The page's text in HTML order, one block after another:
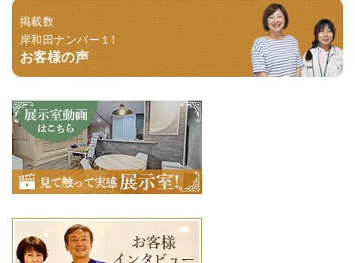
掲載数
岸和田ナンバー１！
お客様の声